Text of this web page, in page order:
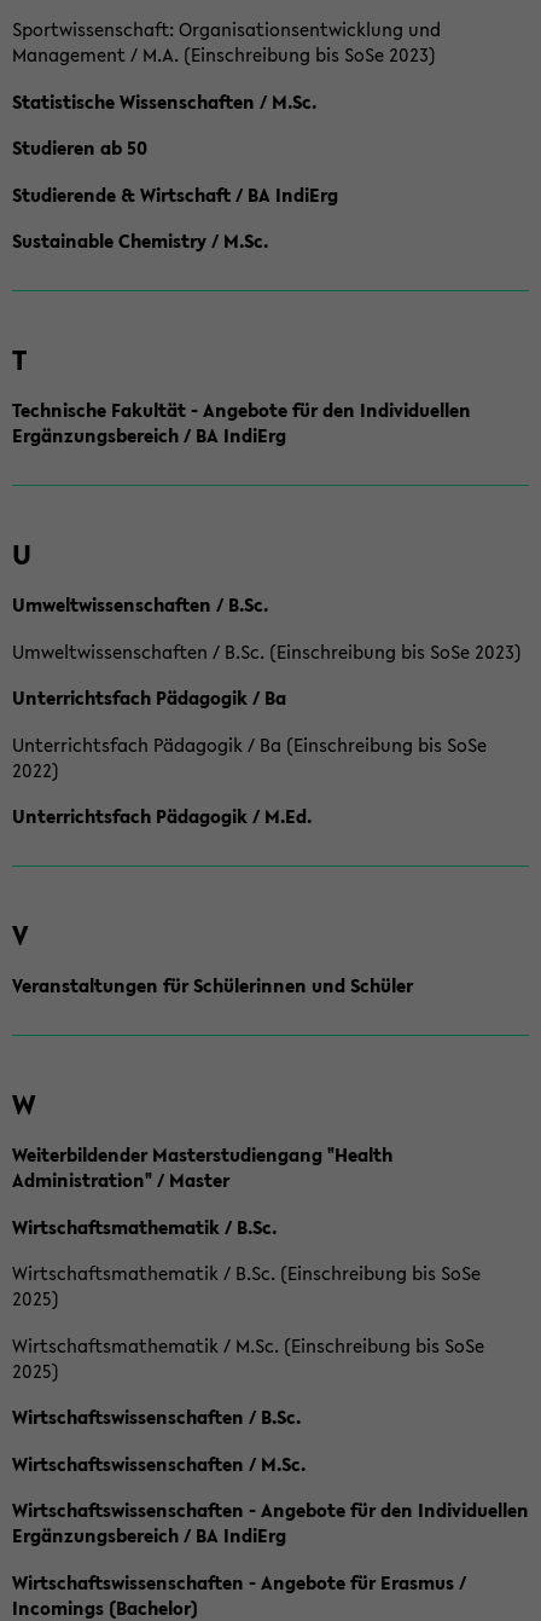
Sportwissenschaft: Organisationsentwicklung und
Management / M.A. (Einschreibung bis SoSe 2023)
Statistische Wissenschaften / M.Sc.
Studieren ab 50
Studierende & Wirtschaft / BA IndiErg
Sustainable Chemistry / M.Sc.
T
Technische Fakultät - Angebote für den Individuellen
Ergänzungsbereich / BA IndiErg
U
Umweltwissenschaften / B.Sc.
Umweltwissenschaften / B.Sc. (Einschreibung bis SoSe 2023)
Unterrichtsfach Pädagogik / Ba
Unterrichtsfach Pädagogik / Ba (Einschreibung bis SoSe
2022)
Unterrichtsfach Pädagogik / M.Ed.
V
Veranstaltungen für Schülerinnen und Schüler
W
Weiterbildender Masterstudiengang "Health
Administration" / Master
Wirtschaftsmathematik / B.Sc.
Wirtschaftsmathematik / B.Sc. (Einschreibung bis SoSe
2025)
Wirtschaftsmathematik / M.Sc. (Einschreibung bis SoSe
2025)
Wirtschaftswissenschaften / B.Sc.
Wirtschaftswissenschaften / M.Sc.
Wirtschaftswissenschaften - Angebote für den Individuellen
Ergänzungsbereich / BA IndiErg
Wirtschaftswissenschaften - Angebote für Erasmus /
Incomings (Bachelor)